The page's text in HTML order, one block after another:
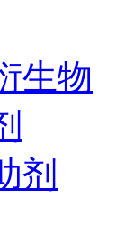
生物
剂